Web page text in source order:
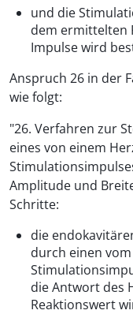
und die
dem ermittelten
Impulse wird
Anspruch 26 in der
wie folgt:
"26. Verfahren zur
eines von einem
Amplitude und
Schritte:
die
durch einen
die Antwort des
Reaktionswert